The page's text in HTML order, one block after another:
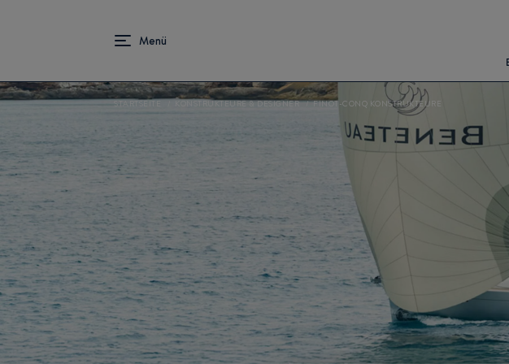
STARTSEITE KONSTRUKTEURE & DESIGNER FINOT-CONQ KONSTRUKTEURE